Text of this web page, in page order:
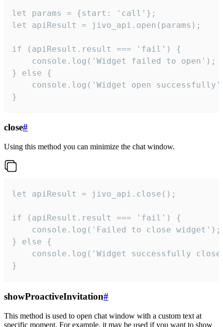
let params = {start: 'call'};
let apiResult = jivo_api.open(params);
if (apiResult.result === 'fail') {
    console.log('Widget failed to open');
} else {
console.log('Widget open
}
close#
Using this method you can minimize the chat window.
let apiResult = jivo_api.close();
if (apiResult.result === 'fail') {
    console.log('Failed to close widget');
} else {
console.log('Widget successfully
}
showProactiveInvitation#
This method is used to open chat window with a custom text at
specific moment. For example, it may be used if you want to show